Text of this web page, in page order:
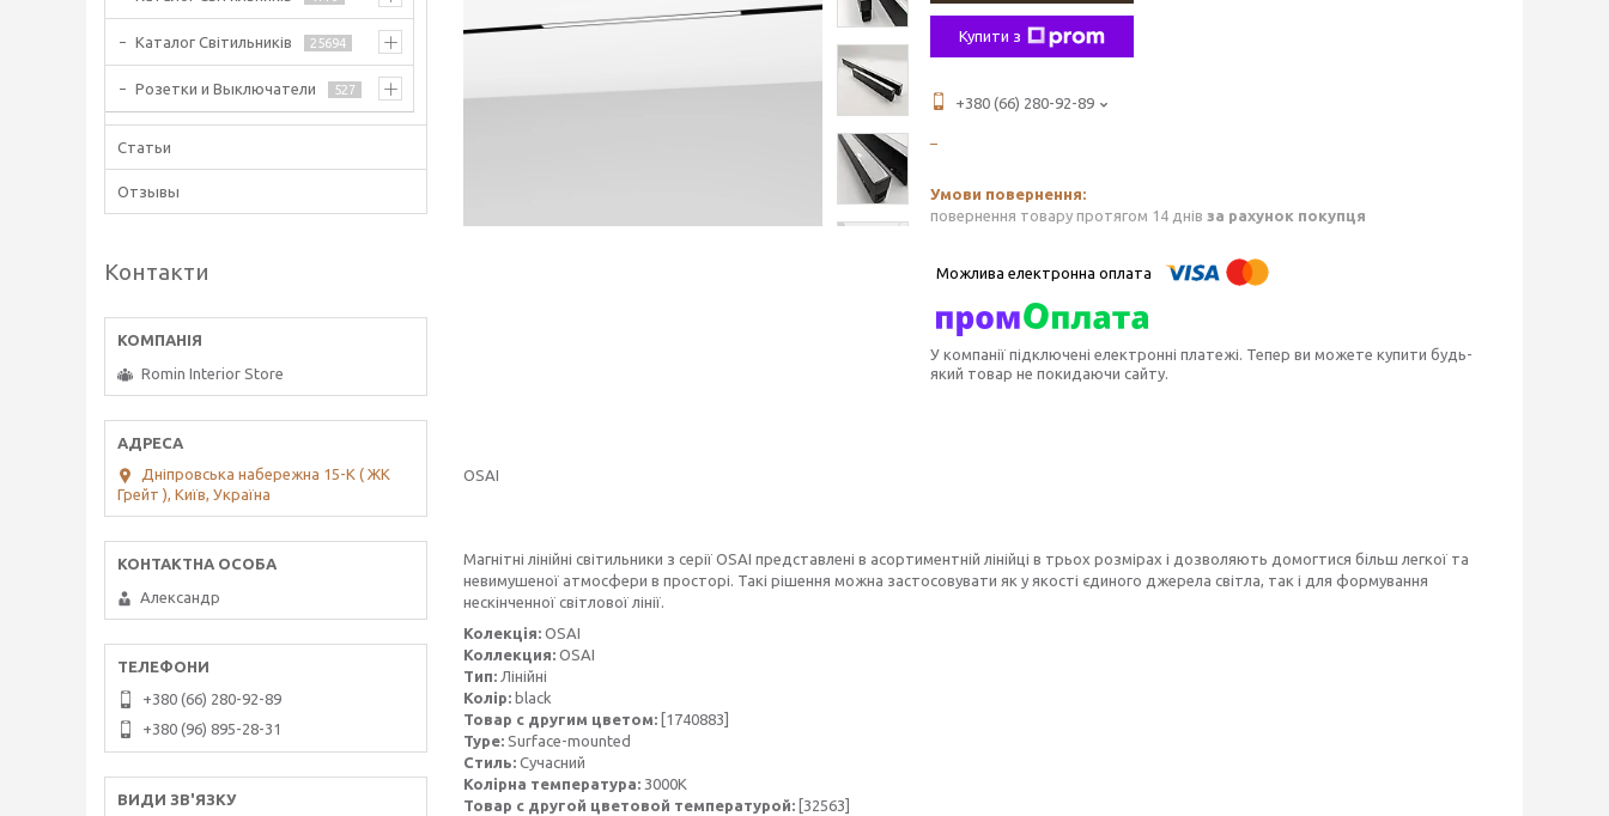
Купити з
+380 (66) 280-92-89
повернення товару протягом 14 днів за рахунок покупця
У компанії підключені електронні платежі. Тепер ви можете купити будь-
який товар не покидаючи сайту.
OSAI
Магнітні лінійні світильники з серії OSAI представлені в асортиментній лінійці в трьох розмірах і дозволяють домогтися більш легкої та
невимушеної атмосфери в просторі. Такі рішення можна застосовувати як у якості єдиного джерела світла, так і для формування
нескінченної світлової лінії.
Колекція: OSAI
Коллекция: OSAI
Тип: Лінійні
Колір: black
Товар с другим цветом: [1740883]
Type: Surface-mounted
Стиль: Сучасний
Колірна температура: 3000К
Товар с другой цветовой температурой: [32563]
Каталог Світильників 25694
Розетки и Выключатели 527
Статьи
Отзывы
Контакти
Romin Interior Store
Дніпровська набережна 15-К ( ЖК
Грейт ), Київ, Україна
Александр
+380 (66) 280-92-89
+380 (96) 895-28-31